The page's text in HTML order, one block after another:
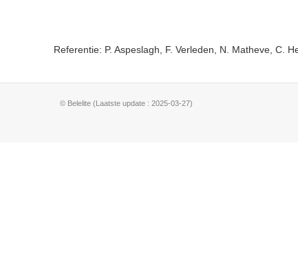
Referentie: P. Aspeslagh, F. Verleden, N. Matheve, C.
© Belelite (Laatste update : 2025-03-27)